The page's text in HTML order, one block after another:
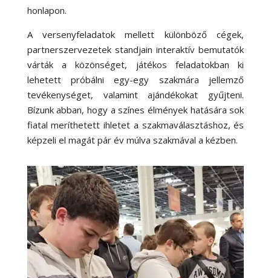
honlapon.
A versenyfeladatok mellett különböző cégek,
partnerszervezetek standjain interaktív bemutatók
várták a közönséget, játékos feladatokban ki
lehetett próbálni egy-egy szakmára jellemző
tevékenységet, valamint ajándékokat gyűjteni.
Bízunk abban, hogy a színes élmények hatására sok
fiatal meríthetett ihletet a szakmaválasztáshoz, és
képzeli el magát pár év múlva szakmával a kézben.